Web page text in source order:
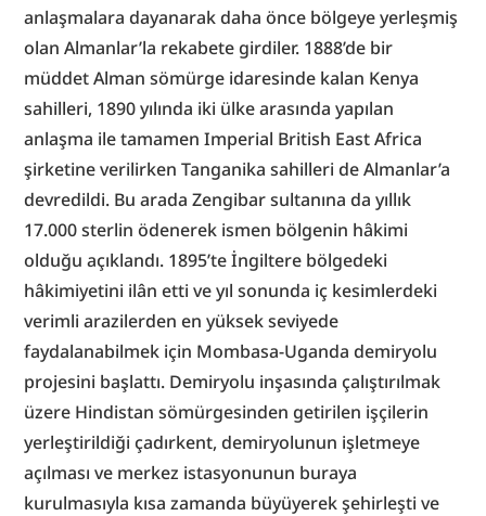
anlaşmalara dayanarak daha önce bölgeye yerleşmiş
olan Almanlar’la rekabete girdiler. 1888’de bir
müddet Alman sömürge idaresinde kalan Kenya
sahilleri, 1890 yılında iki ülke arasında yapılan
anlaşma ile tamamen Imperial British East Africa
şirketine verilirken Tanganika sahilleri de Almanlar’a
devredildi. Bu arada Zengibar sultanına da yıllık
17.000 sterlin ödenerek ismen bölgenin hâkimi
olduğu açıklandı. 1895’te İngiltere bölgedeki
hâkimiyetini ilân etti ve yıl sonunda iç kesimlerdeki
verimli arazilerden en yüksek seviyede
faydalanabilmek için Mombasa-Uganda demiryolu
projesini başlattı. Demiryolu inşasında çalıştırılmak
üzere Hindistan sömürgesinden getirilen işçilerin
yerleştirildiği çadırkent, demiryolunun işletmeye
açılması ve merkez istasyonunun buraya
kurulmasıyla kısa zamanda büyüyerek şehirleşti ve